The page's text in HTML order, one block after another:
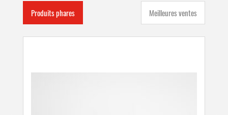
Produits phares Meilleures ventes